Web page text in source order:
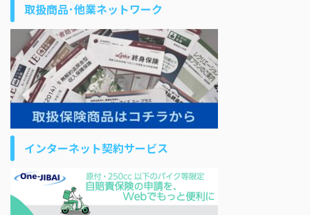
取扱商品･他業ネットワーク
インターネット契約サービス